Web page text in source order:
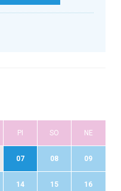
PI SO NE
07 08 09
14 15 16